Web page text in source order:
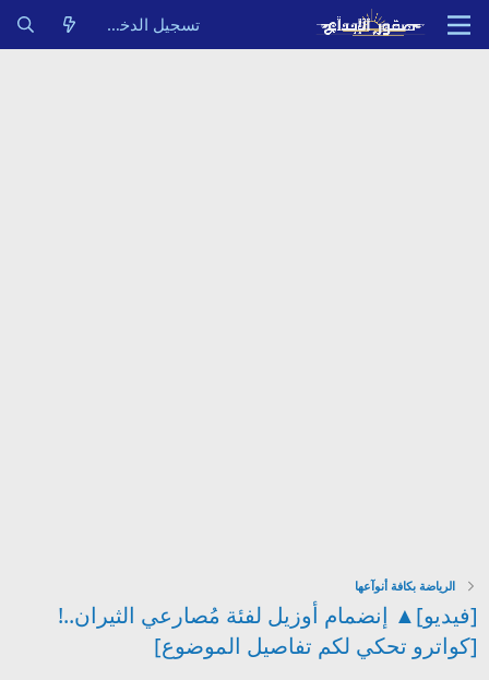
تسجيل الدخول
الرياضة بكافة أنوآعها
[فيديو]▲ إنضمام أوزيل لفئة مُصارعي الثيران..!
[كواترو تحكي لكم تفاصيل الموضوع]